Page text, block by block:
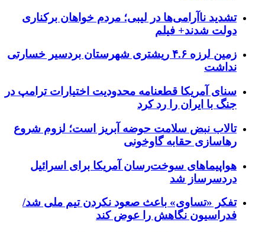
تشدید ناآرامی‌ها در لیبی؛ مردم خواهان برکناری
دولت شدند+ فیلم
زمین لرزه ۴.۶ ریشتری شهرستان بردسیر خسارتی
نداشت
سنای آمریکا قطعنامه محدودیت اختیارات ترامپ در
جنگ با ایران را رد کرد
تالاب نبض سلامت حوضه آبریز است؛ لزوم شروع
رهاسازی حقابه گاوخونی
هواپیماهای سوخت‌رسان آمریکا برای اسرائیل
دردسرساز شد
تفکر «تساوی» باعث صعود نکردن تیم ملی شد/
فدراسیون نگاهش را عوض کند